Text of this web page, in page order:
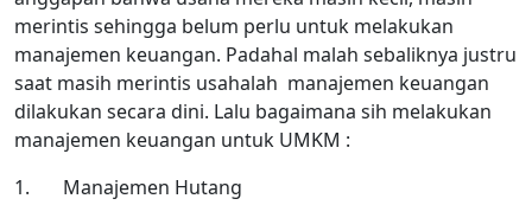
merintis sehingga belum perlu untuk melakukan
manajemen keuangan. Padahal malah sebaliknya justru
saat masih merintis usahalah manajemen keuangan
dilakukan secara dini. Lalu bagaimana sih melakukan
manajemen keuangan untuk UMKM :
1. Manajemen Hutang